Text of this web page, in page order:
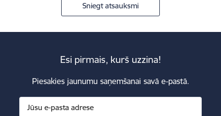
Sniegt atsauksmi
Esi pirmais, kurš uzzina!
Piesakies jaunumu saņemšanai savā e-pastā.